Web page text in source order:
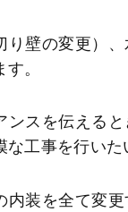
り壁の変更）
。
ンスを伝える
工事を行い
内装を全て変